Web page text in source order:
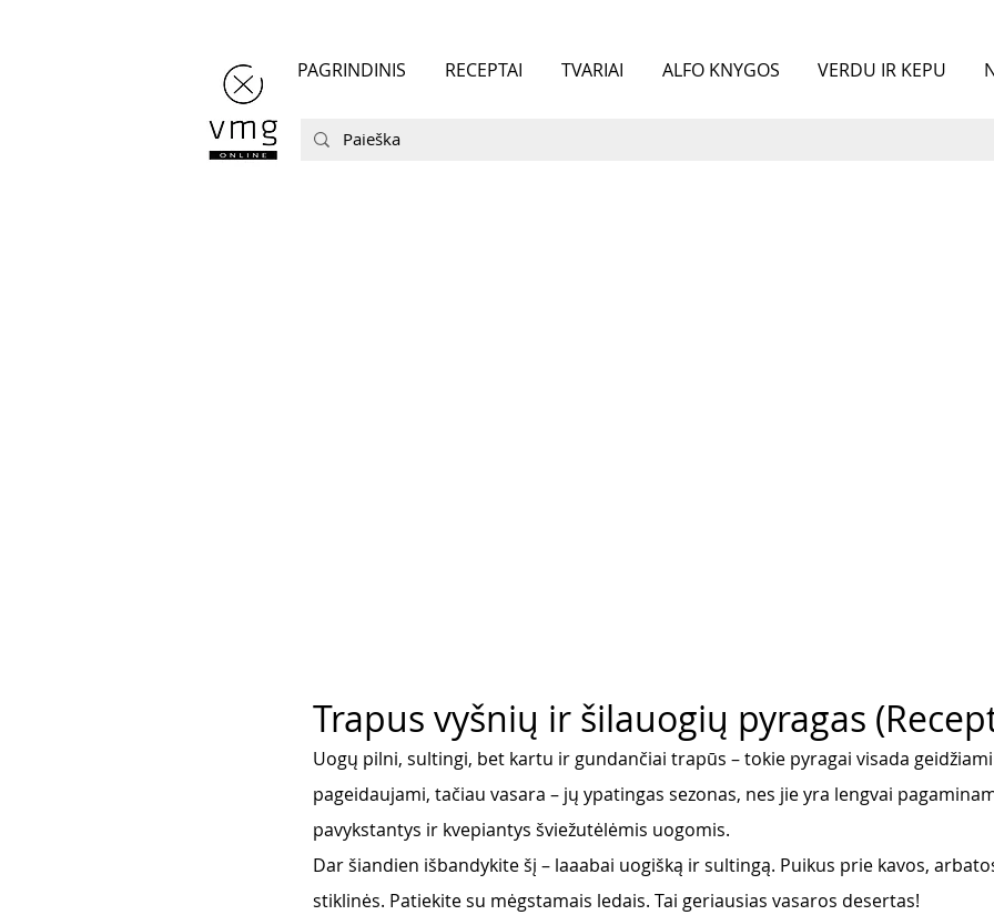
PAGRINDINIS RECEPTAI TVARIAI ALFO KNYGOS VERDU IR KEPU
Trapus vyšnių ir šilauogių pyragas
Uogų pilni, sultingi, bet kartu ir gundančiai trapūs – tokie pyragai visada
pageidaujami, tačiau vasara – jų ypatingas sezonas, nes jie yra lengvai
pavykstantys ir kvepiantys šviežutėlėmis uogomis.
Dar šiandien išbandykite šį – laaabai uogišką ir sultingą. Puikus prie kavos,
stiklinės. Patiekite su mėgstamais ledais. Tai geriausias vasaros desertas!